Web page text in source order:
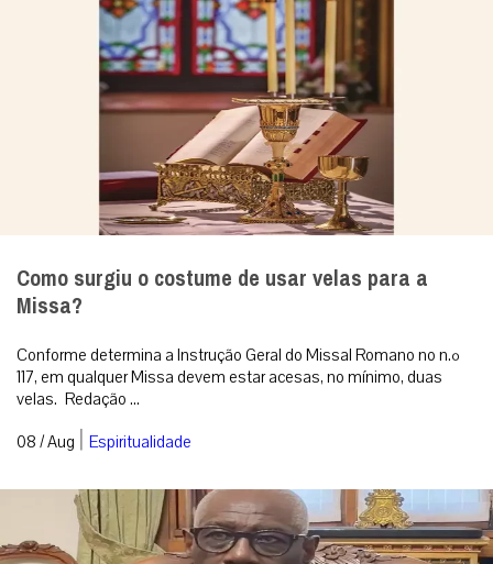
Como surgiu o costume de usar velas para a
Missa?
Conforme determina a Instrução Geral do Missal Romano no n.º
117, em qualquer Missa devem estar acesas, no mínimo, duas
velas. Redação ...
08 / Aug | Espiritualidade